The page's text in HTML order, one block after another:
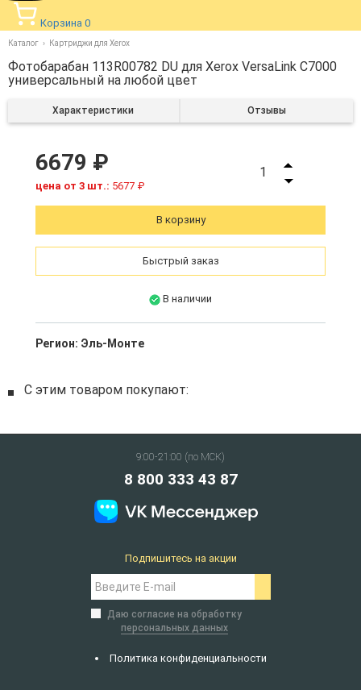
Корзина 0
Каталог Картриджи для Xerox
Фотобарабан 113R00782 DU для Xerox VersaLink C7000
универсальный на любой цвет
Характеристики Отзывы
6679 ₽
цена от 3 шт.: 5677 ₽
1
В корзину
Быстрый заказ
В наличии
Регион: Эль-Монте
С этим товаром покупают:
9:00-21:00 (по МСК)
8 800 333 43 87
Политика конфиденциальности
Подпишитесь на акции
Даю согласие на обработку
персональных данных